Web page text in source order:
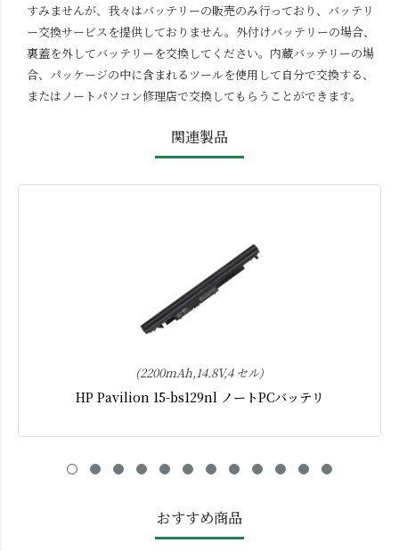
すみませんが、我々はバッテリーの販売のみ行っており、バッテリ
ー交換サービスを提供しておりません。外付けバッテリーの場合、
裏蓋を外してバッテリーを交換してください。内蔵バッテリーの場
合、パッケージの中に含まれるツールを使用して自分で交換する、
またはノートパソコン修理店で交換してもらうことができます。
関連製品
(2200mAh,14.8V,4 セル)
HP Pavilion 15-bs129nl ノートPCバッテリ
おすすめ商品